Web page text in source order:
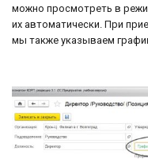
можно просмотреть в
их автоматически. При
мы также указываем